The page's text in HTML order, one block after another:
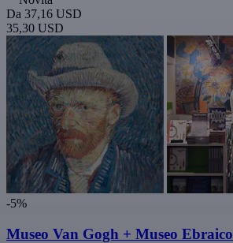
Da 37,16 USD
35,30 USD
-5%
Museo Van Gogh + Museo Ebraico